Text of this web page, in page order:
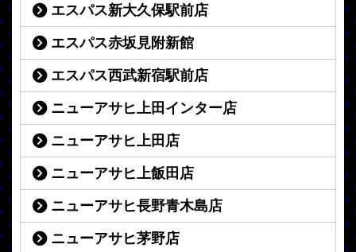
エスパス新大久保駅前店
エスパス赤坂見附新館
エスパス西武新宿駅前店
ニューアサヒ上田インター店
ニューアサヒ上田店
ニューアサヒ上飯田店
ニューアサヒ長野青木島店
ニューアサヒ茅野店